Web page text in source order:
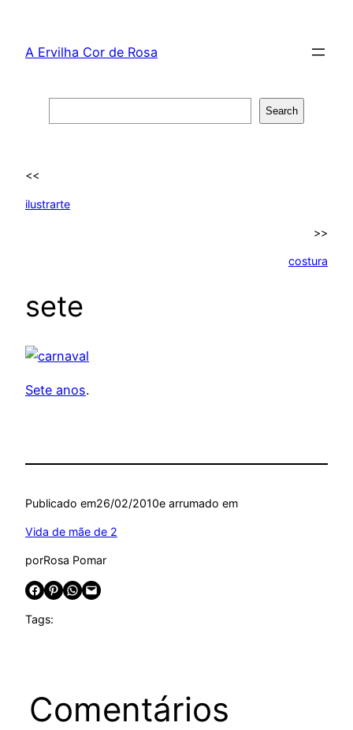
content
A Ervilha Cor de Rosa
Search
<<
ilustrarte
>>
costura
sete
Sete anos.
Publicado em26/02/2010e arrumado em
Vida de mãe de 2
porRosa Pomar
Share on Facebook Share on Pinterest Share on WhatsApp Email this Page
Tags:
Comentários